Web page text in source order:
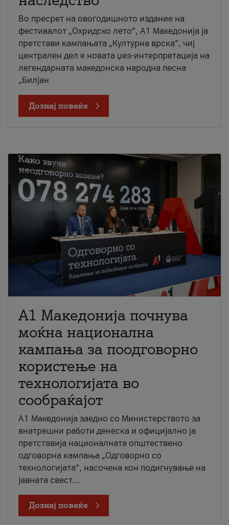
Во пресрет на овогодишното издание на
фестивалот „Охридско лето“, А1 Македонија ја
претстави кампањата „Културна врска“, чиј
централен дел е новата џез-интерпретација на
легендарната македонска народна песна
„Билјан
Дознај повеќе
A1 Македонија почнува
моќна национална
кампања за поодговорно
користење на
технологијата во
сообраќајот
A1 Македонија заедно со Министерството за
внатрешни работи денеска и официјално ја
претставија националната општествено
одговорна кампања „Одговорно со
технологијата“, насочена кон подигнување на
јавната свест...
Дознај повеќе